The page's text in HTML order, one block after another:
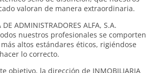
valoran de manera extraordinaria.
ADMINISTRADORES ALFA, S.A.
nuestros profesionales se comporten
altos estándares éticos, rigiéndose
lo correcto.
objetivo, la dirección de INMOBILIARIA